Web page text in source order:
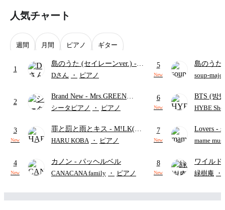
人気チャート
週間 月間 ピアノ ギター
1
島のうた (セイレーンver.) -
セイレーン(CV.鈴木みのり)
ード・ペダル付き/『映画ちい
かわ 人魚の島のひみつ』よ
Dさん ・ ピアノ
2
Brand New - Mrs.GREEN
APPLE
シータピアノ ・ ピアノ
3
New
罪と罰と雨とキス - M!LK(佐
野勇斗&吉田仁人)
HARU KOBA ・ ピアノ
4
New
カノン - パッヘルベル
CANACANA family ・ ピアノ
5
New
島のうた
映画ちい
soup-majo
6
New
BTS (방
HYBE
7
New
Lovers -
ト)
mame
8
New
ワイル
緑樹庵 ・